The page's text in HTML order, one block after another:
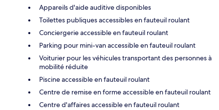
Appareils d'aide auditive disponibles
Toilettes publiques accessibles en fauteuil roulant
Conciergerie accessible en fauteuil roulant
Parking pour mini-van accessible en fauteuil roulant
Voiturier pour les véhicules transportant des personnes à
mobilité réduite
Piscine accessible en fauteuil roulant
Centre de remise en forme accessible en fauteuil roulant
Centre d'affaires accessible en fauteuil roulant